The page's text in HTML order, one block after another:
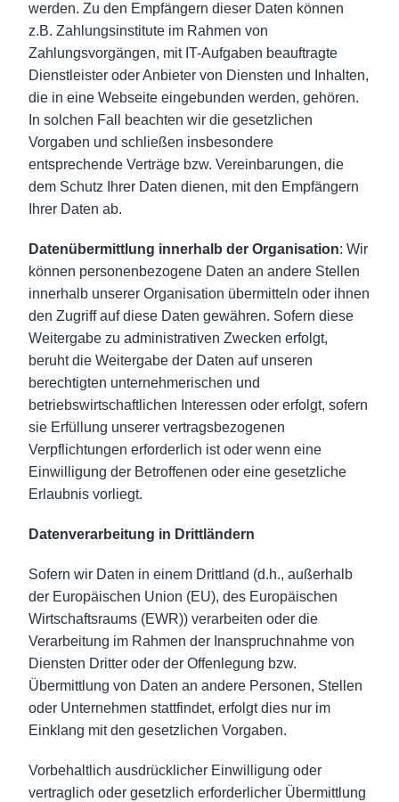
werden. Zu den Empfängern dieser Daten können
z.B. Zahlungsinstitute im Rahmen von
Zahlungsvorgängen, mit IT-Aufgaben beauftragte
Dienstleister oder Anbieter von Diensten und Inhalten,
die in eine Webseite eingebunden werden, gehören.
In solchen Fall beachten wir die gesetzlichen
Vorgaben und schließen insbesondere
entsprechende Verträge bzw. Vereinbarungen, die
dem Schutz Ihrer Daten dienen, mit den Empfängern
Ihrer Daten ab.
Datenübermittlung innerhalb der Organisation: Wir
können personenbezogene Daten an andere Stellen
innerhalb unserer Organisation übermitteln oder ihnen
den Zugriff auf diese Daten gewähren. Sofern diese
Weitergabe zu administrativen Zwecken erfolgt,
beruht die Weitergabe der Daten auf unseren
berechtigten unternehmerischen und
betriebswirtschaftlichen Interessen oder erfolgt, sofern
sie Erfüllung unserer vertragsbezogenen
Verpflichtungen erforderlich ist oder wenn eine
Einwilligung der Betroffenen oder eine gesetzliche
Erlaubnis vorliegt.
Datenverarbeitung in Drittländern
Sofern wir Daten in einem Drittland (d.h., außerhalb
der Europäischen Union (EU), des Europäischen
Wirtschaftsraums (EWR)) verarbeiten oder die
Verarbeitung im Rahmen der Inanspruchnahme von
Diensten Dritter oder der Offenlegung bzw.
Übermittlung von Daten an andere Personen, Stellen
oder Unternehmen stattfindet, erfolgt dies nur im
Einklang mit den gesetzlichen Vorgaben.
Vorbehaltlich ausdrücklicher Einwilligung oder
vertraglich oder gesetzlich erforderlicher Übermittlung